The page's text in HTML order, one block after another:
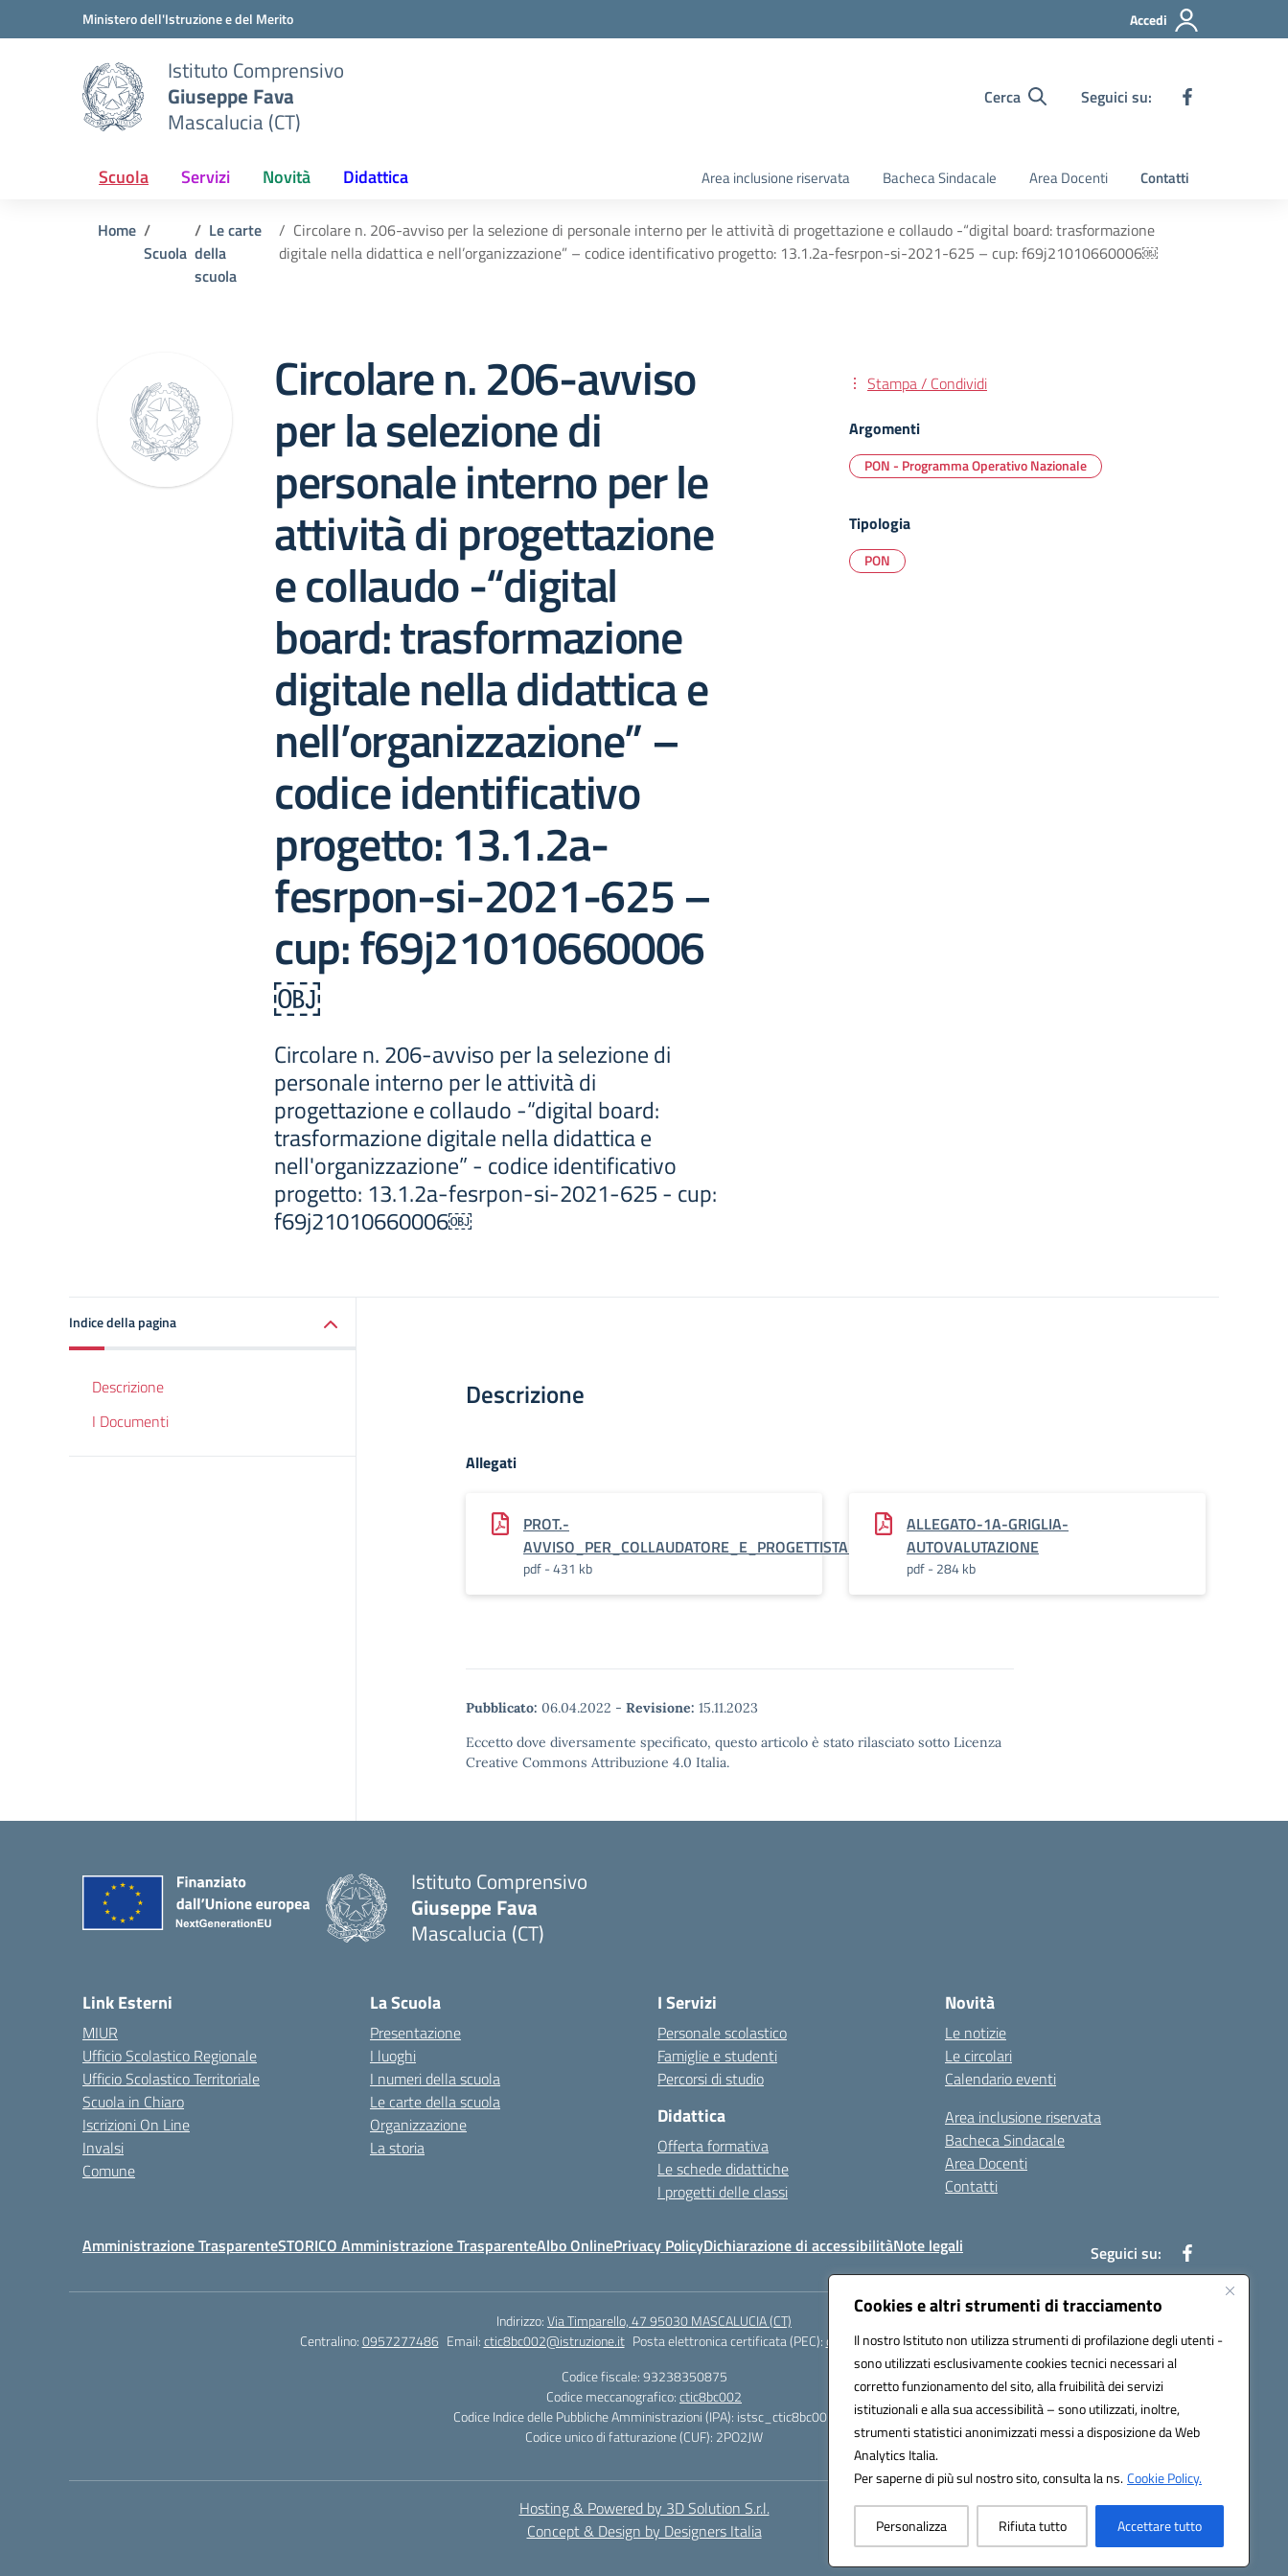
Cookies e altri strumenti di tracciamento
Il nostro Istituto non utilizza strumenti di profilazione degli utenti -
sono utilizzati esclusivamente cookies tecnici necessari al
corretto funzionamento del sito, alla fruibilità dei servizi
istituzionali e alla sua accessibilità – sono utilizzati, inoltre,
strumenti statistici anonimizzati messi a disposizione da Web
Analytics Italia.
Per saperne di più sul nostro sito, consulta la ns.Cookie Policy.
Personalizza Rifiuta tutto Accettare tutto
Vai ai contenuti
Vai al menu di navigazioneMinistero dell'Istruzione e del Merito Accedi
Istituto Comprensivo
Giuseppe Fava
Mascalucia (CT)
Cerca Seguici su:
Scuola Servizi Novità Didattica Area inclusione riservata Bacheca Sindacale Area Docenti Contatti
Home
Scuola
Le carte
della
scuola
Circolare n. 206-avviso per la selezione di personale interno per le attività di progettazione e collaudo -“digital board: trasformazione
digitale nella didattica e nell’organizzazione” – codice identificativo progetto: 13.1.2a-fesrpon-si-2021-625 – cup: f69j21010660006￼
Circolare n. 206-avviso
per la selezione di
personale interno per le
attività di progettazione
e collaudo -“digital
board: trasformazione
digitale nella didattica e
nell’organizzazione” –
codice identificativo
progetto: 13.1.2a-
fesrpon-si-2021-625 –
cup: f69j21010660006
￼
Circolare n. 206-avviso per la selezione di
personale interno per le attività di
progettazione e collaudo -“digital board:
trasformazione digitale nella didattica e
nell'organizzazione” - codice identificativo
progetto: 13.1.2a-fesrpon-si-2021-625 - cup:
f69j21010660006￼
Stampa / Condividi
Argomenti
PON - Programma Operativo Nazionale
Tipologia
PON
Indice della pagina
Descrizione
I Documenti
Descrizione
Allegati
PROT.-
AVVISO_PER_COLLAUDATORE_E_PROGETTISTA_INTERNI_DIGITAL_BOARD
pdf - 431 kb
ALLEGATO-1A-GRIGLIA-
AUTOVALUTAZIONE
pdf - 284 kb
Pubblicato: 06.04.2022 - Revisione: 15.11.2023
Eccetto dove diversamente specificato, questo articolo è stato rilasciato sotto Licenza
Creative Commons Attribuzione 4.0 Italia.
Istituto Comprensivo
Giuseppe Fava
Mascalucia (CT)
Link Esterni
MIUR
Ufficio Scolastico Regionale
Ufficio Scolastico Territoriale
Scuola in Chiaro
Iscrizioni On Line
Invalsi
Comune
La Scuola
Presentazione
I luoghi
I numeri della scuola
Le carte della scuola
Organizzazione
La storia
I Servizi
Personale scolastico
Famiglie e studenti
Percorsi di studio
Didattica
Offerta formativa
Le schede didattiche
I progetti delle classi
Novità
Le notizie
Le circolari
Calendario eventi
Area inclusione riservata
Bacheca Sindacale
Area Docenti
Contatti
Amministrazione TrasparenteSTORICO Amministrazione TrasparenteAlbo OnlinePrivacy PolicyDichiarazione di accessibilitàNote legali Seguici su:
Indirizzo:Via Timparello, 47 95030 MASCALUCIA (CT)
Centralino:0957277486 Email:ctic8bc002@istruzione.it Posta elettronica certificata (PEC):ctic8bc002@pec.istruzione.it
Codice fiscale: 93238350875
Codice meccanografico:ctic8bc002
Codice Indice delle Pubbliche Amministrazioni (IPA): istsc_ctic8bc002
Codice unico di fatturazione (CUF): 2PO2JW
Hosting & Powered by 3D Solution S.r.l.
Concept & Design by Designers Italia